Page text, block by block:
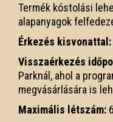
Termék kóstolási
alapanyagok
Érkezés kisvonattal:
Visszaérkezés
Parknál, ahol a
megvásárlására is
Maximális létszám: